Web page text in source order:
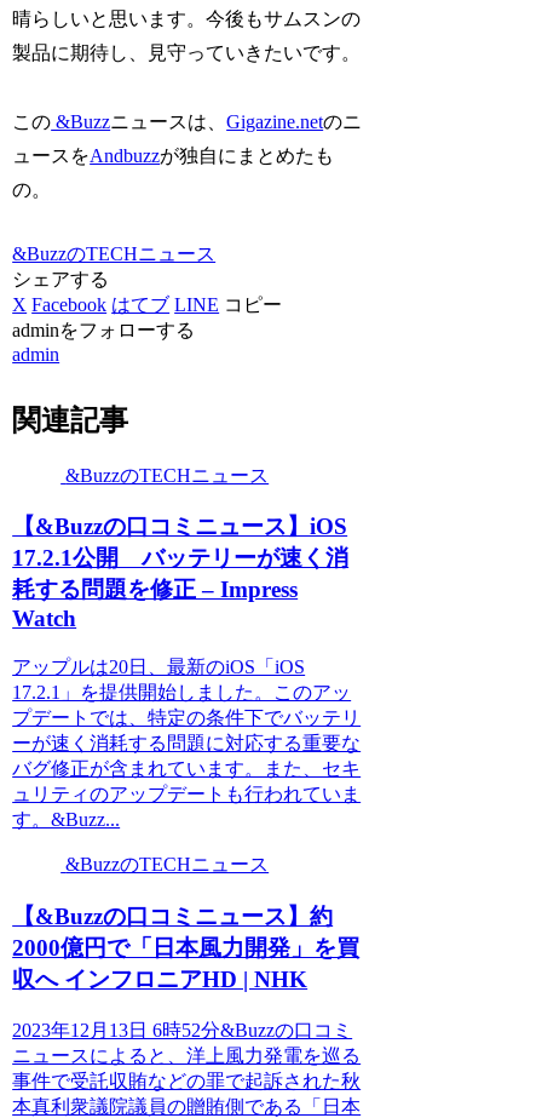
晴らしいと思います。今後もサムスンの
製品に期待し、見守っていきたいです。
この &Buzzニュースは、Gigazine.netのニ
ュースをAndbuzzが独自にまとめたも
の。
&BuzzのTECHニュース
シェアする
X Facebook はてブ LINE コピー
adminをフォローする
admin
関連記事
&BuzzのTECHニュース
【&Buzzの口コミニュース】iOS
17.2.1公開 バッテリーが速く消
耗する問題を修正 – Impress
Watch
アップルは20日、最新のiOS「iOS
17.2.1」を提供開始しました。このアッ
プデートでは、特定の条件下でバッテリ
ーが速く消耗する問題に対応する重要な
バグ修正が含まれています。また、セキ
ュリティのアップデートも行われていま
す。&Buzz...
&BuzzのTECHニュース
【&Buzzの口コミニュース】約
2000億円で「日本風力開発」を買
収へ インフロニアHD | NHK
2023年12月13日 6時52分&Buzzの口コミ
ニュースによると、洋上風力発電を巡る
事件で受託収賄などの罪で起訴された秋
本真利衆議院議員の贈賄側である「日本